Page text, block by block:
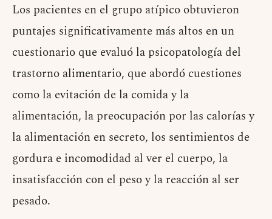
Los pacientes en el grupo atípico obtuvieron
puntajes significativamente más altos en un
cuestionario que evaluó la psicopatología del
trastorno alimentario, que abordó cuestiones
como la evitación de la comida y la
alimentación, la preocupación por las calorías y
la alimentación en secreto, los sentimientos de
gordura e incomodidad al ver el cuerpo, la
insatisfacción con el peso y la reacción al ser
pesado.